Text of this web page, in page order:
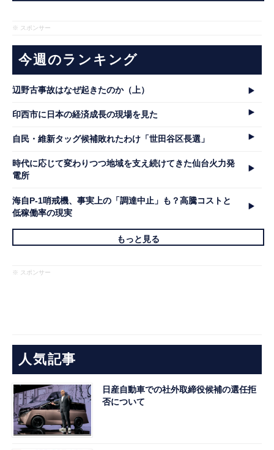
※ スポンサー
今週のランキング
辺野古事故はなぜ起きたのか（上）
印西市に日本の経済成長の現場を見た
自民・維新タッグ候補敗れたわけ「世田谷区長選」
時代に応じて変わりつつ地域を支え続けてきた仙台火力発
電所
海自P-1哨戒機、事実上の「調達中止」も？高騰コストと
低稼働率の現実
もっと見る
※ スポンサー
人気記事
日産自動車での社外取締役候補の選任拒
否について